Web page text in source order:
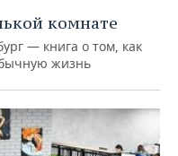
комнате
— книга о том, как
жизнь